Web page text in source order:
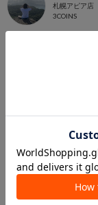
札幌アピア店
3COINS